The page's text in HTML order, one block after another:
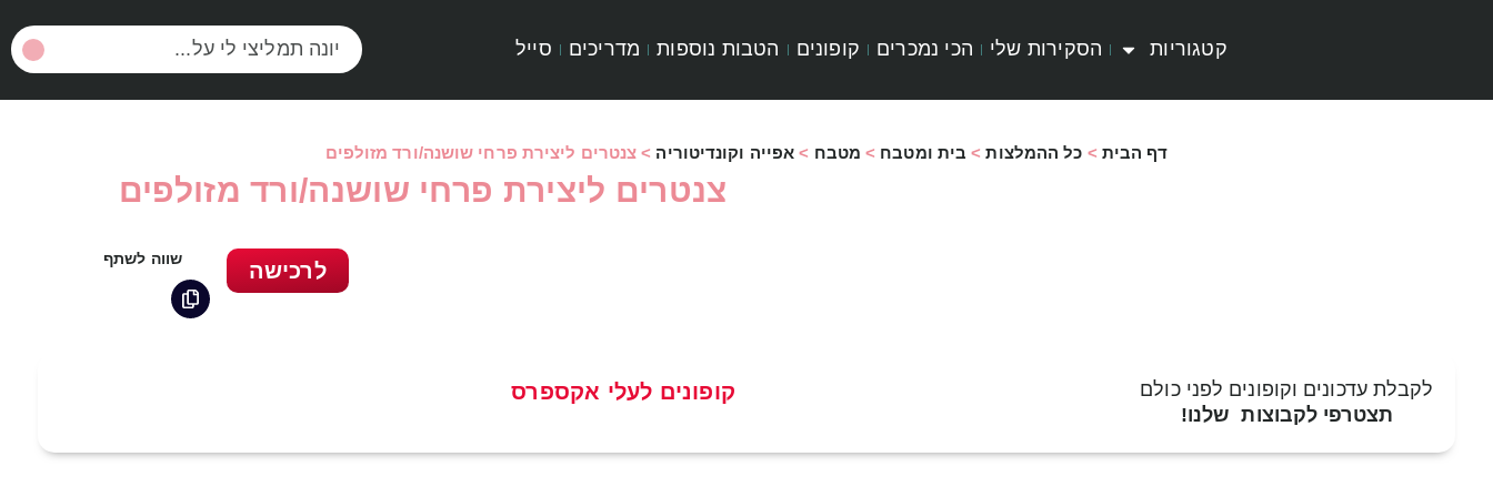
קטגוריות הסקירות שלי הכי נמכרים קופונים הטבות נוספות מדריכים סייל
דף הבית > כל ההמלצות> בית ומטבח > מטבח > אפייה וקונדיטוריה > צנטרים ליצירת פרחי שושנה/ורד מזולפים
צנטרים ליצירת פרחי שושנה/ורד מזולפים
שווה לשתף לרכישה
לקבלת עדכונים וקופונים לפני כולם
תצטרפי לקבוצות שלנו!
קופונים לעלי אקספרס